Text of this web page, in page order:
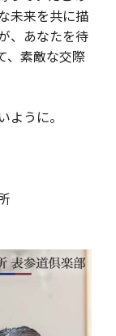
未来を共に描
、あなたを待
、素敵な交際
うに。